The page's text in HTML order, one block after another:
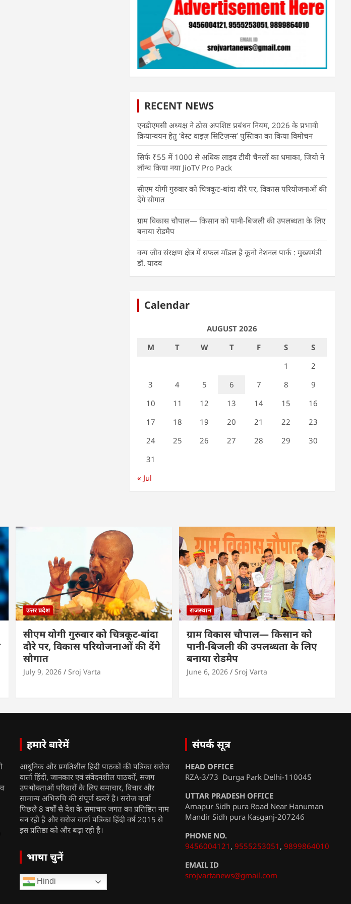
RECENT NEWS
एनडीएमसी अध्यक्ष ने ठोस अपशिष्ट प्रबंधन नियम, 2026 के प्रभावी
क्रियान्वयन हेतु ‘वेस्ट वाइज़ सिटिज़न्स’ पुस्तिका का किया विमोचन
सिर्फ ₹55 में 1000 से अधिक लाइव टीवी चैनलों का धमाका, जियो ने
लॉन्च किया नया JioTV Pro Pack
सीएम योगी गुरुवार को चित्रकूट-बांदा दौरे पर, विकास परियोजनाओं की
देंगे सौगात
ग्राम विकास चौपाल— किसान को पानी-बिजली की उपलब्धता के लिए
बनाया रोडमैप
वन्य जीव संरक्षण क्षेत्र में सफल मॉडल है कूनो नेशनल पार्क : मुख्यमंत्री
डॉ. यादव
Calendar
AUGUST 2026
M
T W T F S
S
1
2
3
4 5 6 7 8
9
10
11 12 13 14 15
16
17
18 19 20 21 22
23
24
25 26 27 28 29
30
31
« Jul
उत्तर प्रदेश
सीएम योगी गुरुवार को चित्रकूट-बांदा
दौरे पर, विकास परियोजनाओं की देंगे
सौगात
July 9, 2026 Sroj Varta
राजस्थान
ग्राम विकास चौपाल— किसान को
पानी-बिजली की उपलब्धता के लिए
बनाया रोडमैप
June 6, 2026 Sroj Varta
हमारे बारेमें
आधुनिक और प्रगतिशील हिंदी पाठकों की पत्रिका सरोज
वार्ता हिंदी, जानकार एवं संवेदनशील पाठकों, सजग
उपभोक्ताओं परिवारों के लिए समाचार, विचार और
सामान्य अभिरुचि की संपूर्ण खबरें है। सरोज वार्ता
पिछले 8 वर्षों से देश के समाचार जगत का प्रतिष्ठित नाम
बन रही है और सरोज वार्ता पत्रिका हिंदी वर्ष 2015 से
इस प्रतिष्ठा को और बढ़ा रही है।
भाषा चुनें
Hindi
संपर्क सूत्र
HEAD OFFICE
RZA-3/73 Durga Park Delhi-110045
UTTAR PRADESH OFFICE
Amapur Sidh pura Road Near Hanuman
Mandir Sidh pura Kasganj-207246
PHONE NO.
9456004121 , 9555253051 , 9899864010
EMAIL ID
srojvartanews@gmail.com